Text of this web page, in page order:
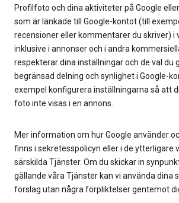
Profilfoto och dina aktiviteter på Google
som är länkade till Google-kontot (till
recensioner eller kommentarer du skriver) i
inklusive i annonser och i andra
respekterar dina inställningar och de val du
begränsad delning och synlighet i Google-
exempel konfigurera inställningarna så att
foto inte visas i en annons.
Mer information om hur Google använder
finns i sekretesspolicyn eller i de ytterligare
särskilda Tjänster. Om du skickar in
gällande våra Tjänster kan vi använda dina
förslag utan några förpliktelser gentemot